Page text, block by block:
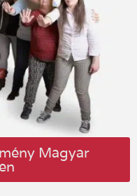
Magyar